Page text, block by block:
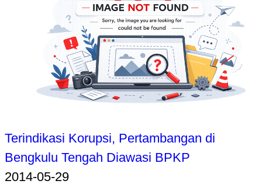
Terindikasi Korupsi, Pertambangan di
Bengkulu Tengah Diawasi BPKP
2014-05-29